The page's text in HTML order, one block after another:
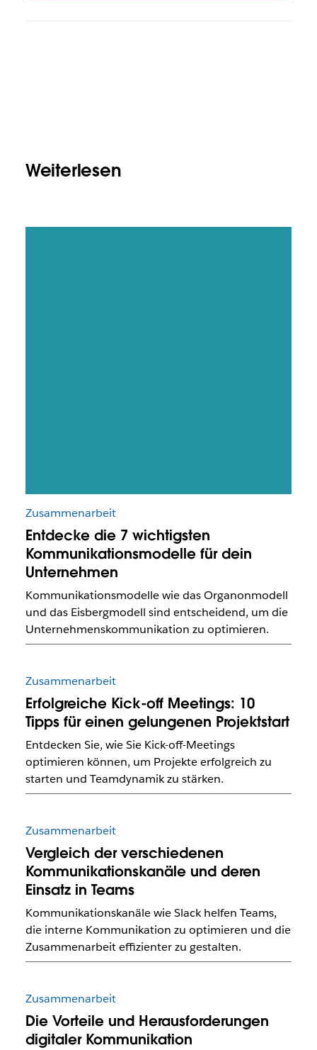
Weiterlesen
Zusammenarbeit
Entdecke die 7 wichtigsten
Kommunikationsmodelle für dein
Unternehmen
Kommunikationsmodelle wie das Organonmodell
und das Eisbergmodell sind entscheidend, um die
Unternehmenskommunikation zu optimieren.
Zusammenarbeit
Erfolgreiche Kick-off Meetings: 10
Tipps für einen gelungenen Projektstart
Entdecken Sie, wie Sie Kick-off-Meetings
optimieren können, um Projekte erfolgreich zu
starten und Teamdynamik zu stärken.
Zusammenarbeit
Vergleich der verschiedenen
Kommunikationskanäle und deren
Einsatz in Teams
Kommunikationskanäle wie Slack helfen Teams,
die interne Kommunikation zu optimieren und die
Zusammenarbeit effizienter zu gestalten.
Zusammenarbeit
Die Vorteile und Herausforderungen
digitaler Kommunikation